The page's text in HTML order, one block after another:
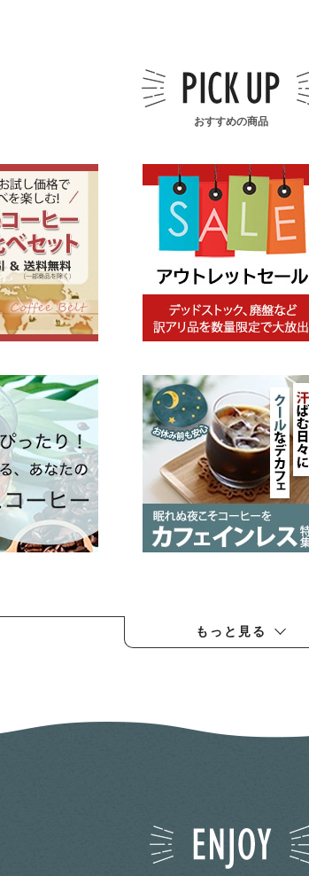
おすすめの商品
もっと見る